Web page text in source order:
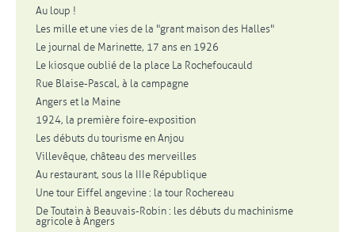
Au loup !
Les mille et une vies de la "grant maison des Halles"
Le journal de Marinette, 17 ans en 1926
Le kiosque oublié de la place La Rochefoucauld
Rue Blaise-Pascal, à la campagne
Angers et la Maine
1924, la première foire-exposition
Les débuts du tourisme en Anjou
Villevêque, château des merveilles
Au restaurant, sous la IIIe République
Une tour Eiffel angevine : la tour Rochereau
De Toutain à Beauvais-Robin : les débuts du machinisme
agricole à Angers